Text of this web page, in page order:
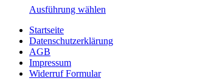
gewählt
Ausführung wählen
mehrere
Startseite
Datenschutzerklärung
AGB
Impressum
Widerruf Formular